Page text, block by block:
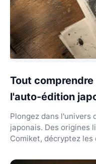
Tout
l'auto-édition
Plongez dans l'univers
japonais. Des origines
Comiket, décryptez